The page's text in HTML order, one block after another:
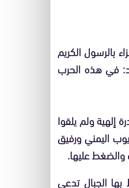
بالرسول الكريم
في هذه الحرب
إلهية ولم يلقوا
اليمني ورفيق
عليها.
الجبال تدعى